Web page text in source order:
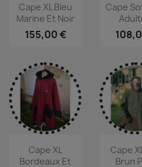
Cape XL Bleu
Marine Et Noir
155,00 €
Cape
Cape XL
Bordeaux Et
Cape
Brun